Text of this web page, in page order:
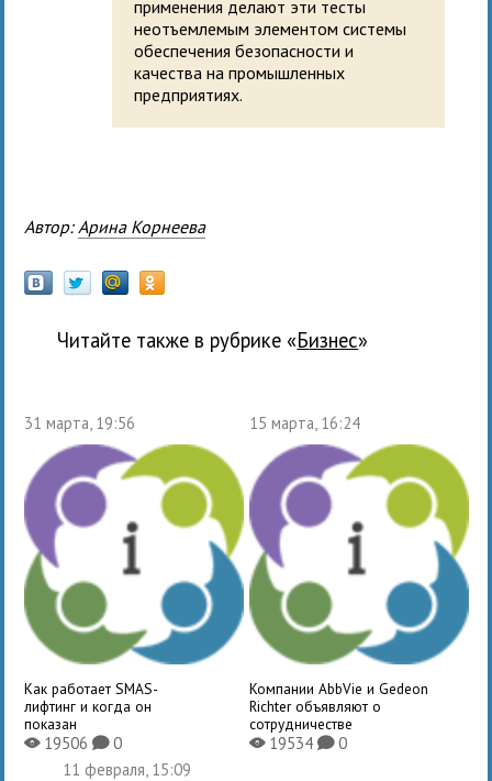
применения делают эти тесты
неотъемлемым элементом системы
обеспечения безопасности и
качества на промышленных
предприятиях.
Автор: Арина Корнеева
Читайте также в рубрике « бизнес»
31 марта, 19:56
Как работает SMAS-
лифтинг и когда он
показан
X19506K0
15 марта, 16:24
Компании AbbVie и Gedeon
Richter объявляют о
сотрудничестве
X19534 K0
11 февраля, 15:09